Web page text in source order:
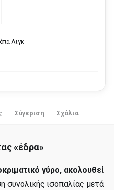
Λιγκ
Σύγκριση Σχόλια
«έδρα»
γύρο, ακολουθεί
συνολικής ισοπαλίας μετά